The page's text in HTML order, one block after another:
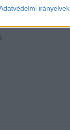
irányelvek